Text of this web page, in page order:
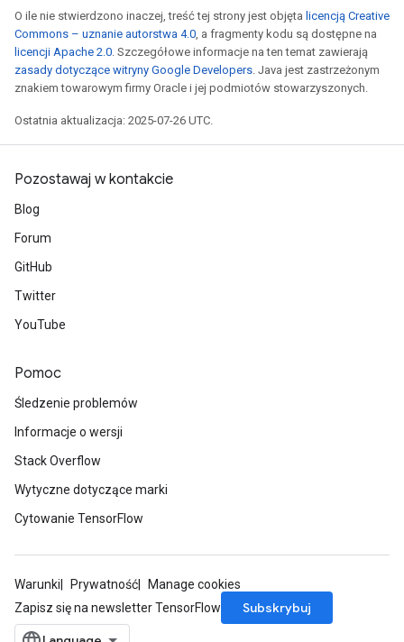
O ile nie stwierdzono inaczej, treść tej strony jest objęta licencją Creative
Commons – uznanie autorstwa 4.0, a fragmenty kodu są dostępne na
licencji Apache 2.0. Szczegółowe informacje na ten temat zawierają
zasady dotyczące witryny Google Developers. Java jest zastrzeżonym
znakiem towarowym firmy Oracle i jej podmiotów stowarzyszonych.
Ostatnia aktualizacja: 2025-07-26 UTC.
Pozostawaj w kontakcie
Blog
Forum
GitHub
Twitter
YouTube
Pomoc
Śledzenie problemów
Informacje o wersji
Stack Overflow
Wytyczne dotyczące marki
Cytowanie TensorFlow
Warunki Prywatność
Manage cookies
Zapisz się na newsletter TensorFlow
Subskrybuj